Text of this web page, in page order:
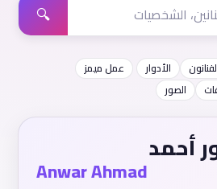
🔍
الأدوار
عمل ميمز
الصور
أحمد
Anwar Ahmad